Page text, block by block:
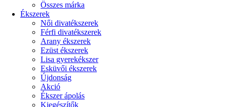
Összes márka
Ékszerek
Női divatékszerek
Férfi divatékszerek
Arany ékszerek
Ezüst ékszerek
Lisa gyerekékszer
Esküvői ékszerek
Újdonság
Akció
Ékszer ápolás
Kiegészítők